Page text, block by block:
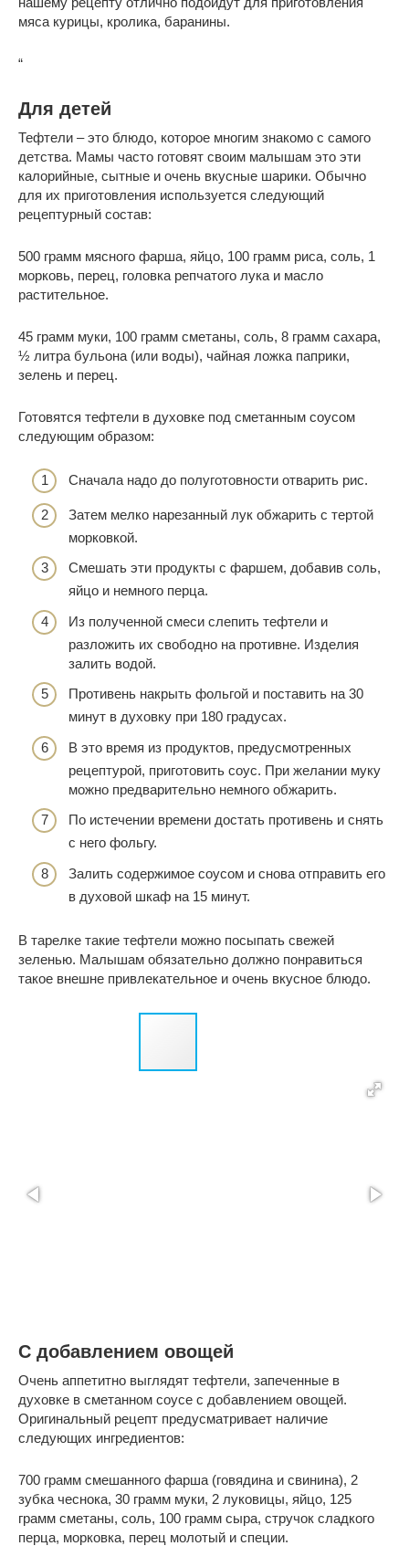
мяса курицы, кролика, баранины.
“
Для детей
Тефтели – это блюдо, которое многим знакомо с самого
детства. Мамы часто готовят своим малышам это эти
калорийные, сытные и очень вкусные шарики. Обычно
для их приготовления используется следующий
рецептурный состав:
500 грамм мясного фарша, яйцо, 100 грамм риса, соль, 1
морковь, перец, головка репчатого лука и масло
растительное.
45 грамм муки, 100 грамм сметаны, соль, 8 грамм сахара,
½ литра бульона (или воды), чайная ложка паприки,
зелень и перец.
Готовятся тефтели в духовке под сметанным соусом
следующим образом:
Сначала надо до полуготовности отварить рис.
Затем мелко нарезанный лук обжарить с тертой
морковкой.
Смешать эти продукты с фаршем, добавив соль,
яйцо и немного перца.
Из полученной смеси слепить тефтели и
разложить их свободно на противне. Изделия
залить водой.
Противень накрыть фольгой и поставить на 30
минут в духовку при 180 градусах.
В это время из продуктов, предусмотренных
рецептурой, приготовить соус. При желании муку
можно предварительно немного обжарить.
По истечении времени достать противень и снять
с него фольгу.
Залить содержимое соусом и снова отправить его
в духовой шкаф на 15 минут.
В тарелке такие тефтели можно посыпать свежей
зеленью. Малышам обязательно должно понравиться
такое внешне привлекательное и очень вкусное блюдо.
С добавлением овощей
Очень аппетитно выглядят тефтели, запеченные в
духовке в сметанном соусе с добавлением овощей.
Оригинальный рецепт предусматривает наличие
следующих ингредиентов:
700 грамм смешанного фарша (говядина и свинина), 2
зубка чеснока, 30 грамм муки, 2 луковицы, яйцо, 125
грамм сметаны, соль, 100 грамм сыра, стручок сладкого
перца, морковка, перец молотый и специи.